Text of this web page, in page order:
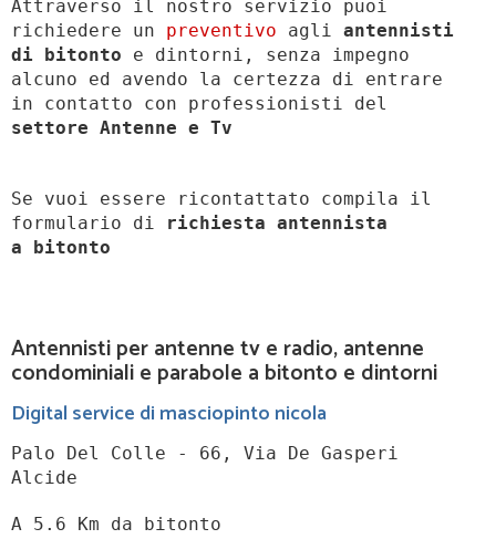
Attraverso il nostro servizio puoi
richiedere un preventivo agli antennisti
di bitonto e dintorni, senza impegno
alcuno ed avendo la certezza di entrare
in contatto con professionisti del
settore Antenne e Tv
Se vuoi essere ricontattato compila il
formulario di
richiesta antennista
a
bitonto
Antennisti per antenne tv e radio, antenne
condominiali e parabole a bitonto e dintorni
Digital service di masciopinto nicola
Palo Del Colle - 66, Via De Gasperi
Alcide
A 5.6 Km da bitonto